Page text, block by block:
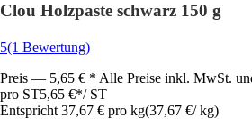
Clou Holzpaste schwarz 150 g
5(1 Bewertung)
Preis — 5,65 € * Alle Preise inkl. MwSt.
pro ST5,65 €*/ ST
Entspricht 37,67 € pro kg(37,67 €/ kg)